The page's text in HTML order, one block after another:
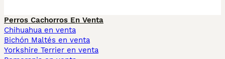
Perros Cachorros En Venta
Chihuahua en venta
Bichón Maltés en venta
Yorkshire Terrier en venta